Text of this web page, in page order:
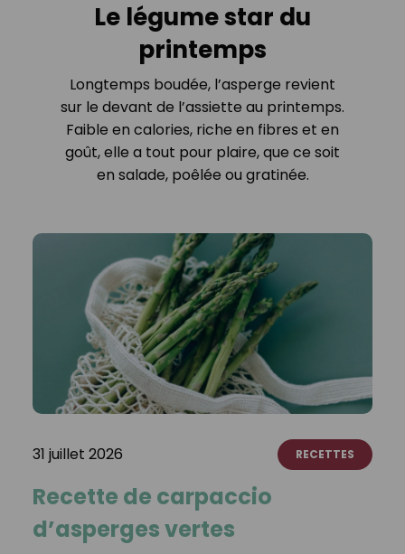
Le légume star du
printemps
Longtemps boudée, l’asperge revient
sur le devant de l’assiette au printemps.
Faible en calories, riche en fibres et en
goût, elle a tout pour plaire, que ce soit
en salade, poêlée ou gratinée.
31 juillet 2026 RECETTES
Recette de carpaccio
d’asperges vertes